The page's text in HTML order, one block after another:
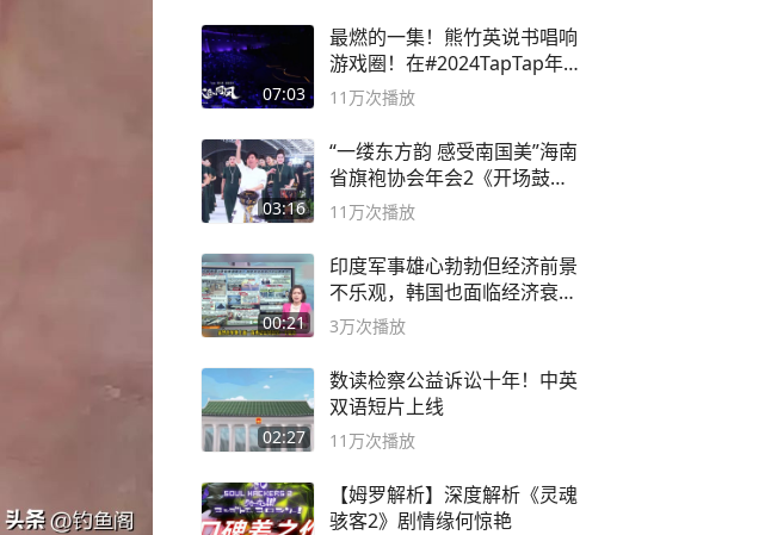
07:03
最燃的一集！熊竹英说书唱响
游戏圈！在#2024TapTap年
度游戏大赏
11万次播放
03:16
“一缕东方韵 感受南国美”海南
省旗袍协会年会2《开场鼓》
二团
11万次播放
00:21
印度军事雄心勃勃但经济前景
不乐观，韩国也面临经济衰退
风险
3万次播放
02:27
数读检察公益诉讼十年！中英
双语短片上线
11万次播放
【姆罗解析】深度解析《灵魂
骇客2》剧情缘何惊艳